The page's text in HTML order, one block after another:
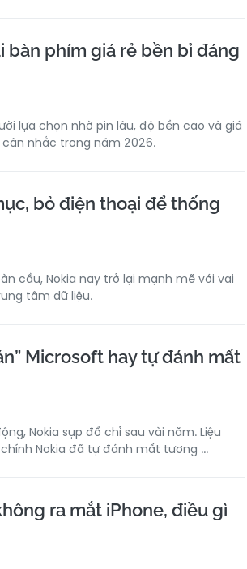
bàn phím giá rẻ bền bỉ đáng
lựa chọn nhờ pin lâu, độ bền cao và giá
nhắc trong năm 2026.
bỏ điện thoại để thống
cầu, Nokia nay trở lại mạnh mẽ với vai
tâm dữ liệu.
Microsoft hay tự đánh mất
Nokia sụp đổ chỉ sau vài năm. Liệu
Nokia đã tự đánh mất tương ...
ra mắt iPhone, điều gì